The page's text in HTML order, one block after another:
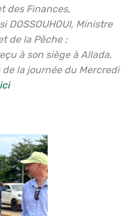
des Finances,
DOSSOUHOUI, Ministre
de la Pêche ;
à son siège à Allada,
la journée du Mercredi